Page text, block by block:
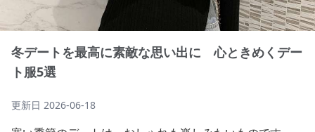
冬デートを最高に素敵な思い出に 心ときめくデー
ト服5選
更新日 2026-06-18